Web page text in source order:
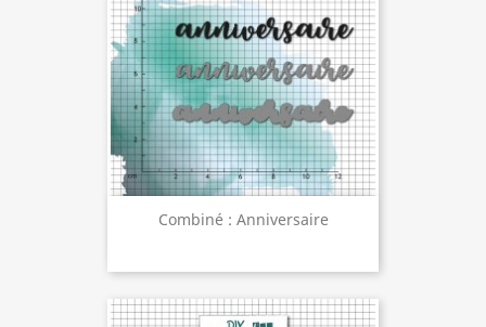
Combiné : Anniversaire